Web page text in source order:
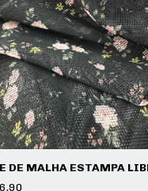
DE MALHA ESTAMPA